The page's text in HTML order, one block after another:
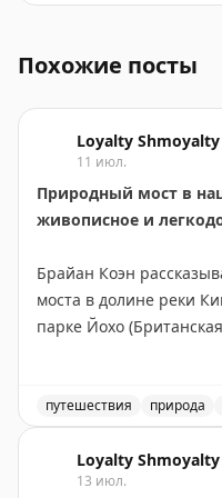
Похожие посты
Loyalty Shmoyalty
11 июл.
Природный мост в
живописное и
Брайан Коэн
моста в долине реки
парке Йохо
достаточно пройти по
парковки. Природный
эрозии известняка и
реки. Река продолжает
путешествия природа
Loyalty Shmoyalty
13 июл.